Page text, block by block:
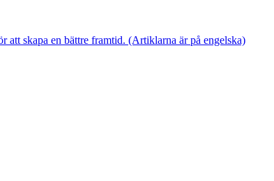
skapa en bättre framtid. (Artiklarna är på engelska)